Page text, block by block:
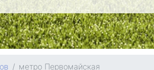
метро Первомайская